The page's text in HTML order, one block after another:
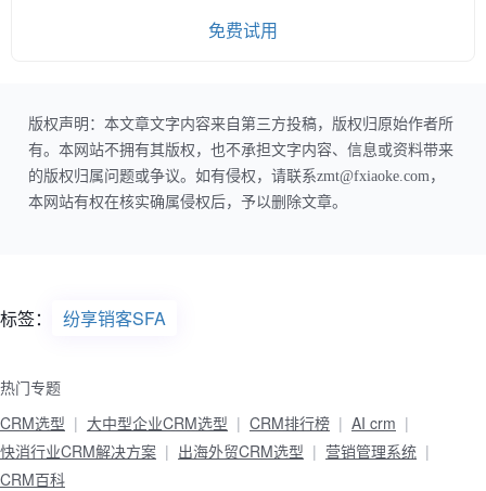
免费试用
版权声明：本文章文字内容来自第三方投稿，版权归原始作者所
有。本网站不拥有其版权，也不承担文字内容、信息或资料带来
的版权归属问题或争议。如有侵权，请联系zmt@fxiaoke.com，
本网站有权在核实确属侵权后，予以删除文章。
标签： 纷享销客SFA
热门专题
CRM选型
大中型企业CRM选型 CRM排行榜
AI crm
快消行业CRM解决方案
出海外贸CRM选型
营销管理系统
CRM百科